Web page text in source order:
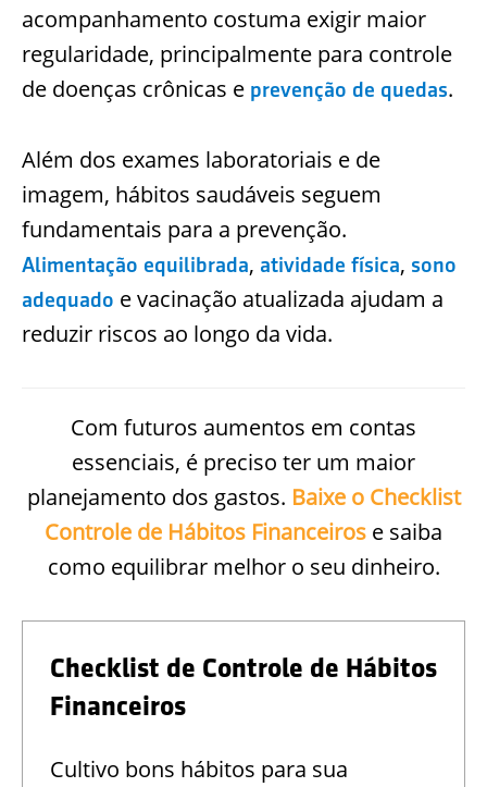
acompanhamento costuma exigir maior
regularidade, principalmente para controle
de doenças crônicas e prevenção de quedas.
Além dos exames laboratoriais e de
imagem, hábitos saudáveis seguem
fundamentais para a prevenção.
Alimentação equilibrada, atividade física, sono
adequado e vacinação atualizada ajudam a
reduzir riscos ao longo da vida.
Com futuros aumentos em contas
essenciais, é preciso ter um maior
planejamento dos gastos. Baixe o Checklist
Controle de Hábitos Financeiros e saiba
como equilibrar melhor o seu dinheiro.
Checklist de Controle de Hábitos
Financeiros
Cultivo bons hábitos para sua